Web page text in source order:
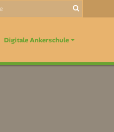
Digitale Ankerschule